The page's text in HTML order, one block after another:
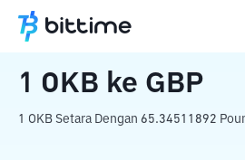
Beranda Konverter Kripto
1 OKB ke GBP
1 OKB Setara Dengan 65.34511892